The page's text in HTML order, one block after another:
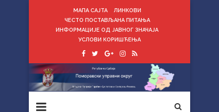
МАПА САЈТА
ЛИНКОВИ
ЧЕСТО ПОСТАВЉАНА ПИТАЊА
ИНФОРМАЦИЈЕ ОД ЈАВНОГ ЗНАЧАЈА
УСЛОВИ КОРИШЋЕЊА